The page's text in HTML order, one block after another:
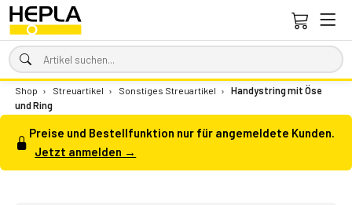
Shop › Streuartikel › Sonstiges Streuartikel ›
Handystring mit Öse
und Ring
Preise und Bestellfunktion nur für angemeldete Kunden.
Jetzt anmelden →